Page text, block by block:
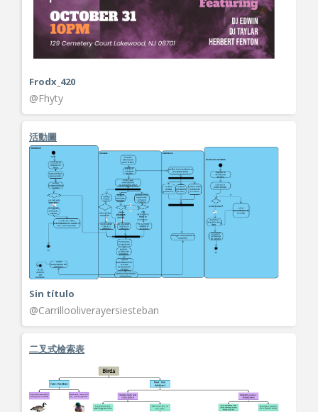
Frodx_420
@Fhyty
活動圖
Sin título
@Carrillooliverayersiesteban
二叉式檢索表